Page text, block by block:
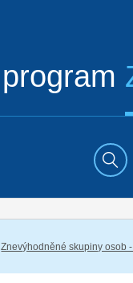
Znevýhodněné skupiny osob